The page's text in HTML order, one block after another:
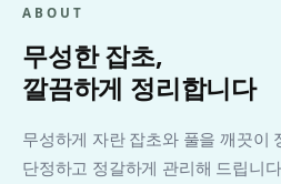
ABOUT
무성한 잡초,
깔끔하게 정리합니다
무성하게 자란 잡초와 풀을 깨끗이
단정하고 정갈하게 관리해 드립니